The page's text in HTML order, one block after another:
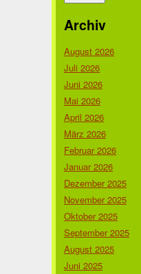
Archiv
August 2026
Juli 2026
Juni 2026
Mai 2026
April 2026
März 2026
Februar 2026
Januar 2026
Dezember 2025
November 2025
Oktober 2025
September 2025
August 2025
Juni 2025